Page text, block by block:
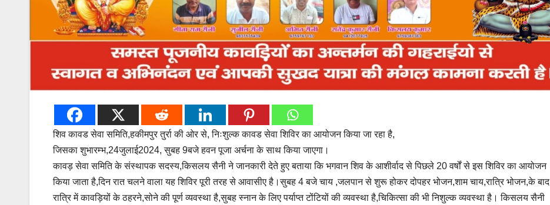
शिव कावड सेवा समिति,हकीमपुर तुर्रा की ओर से, निःशुल्क कावड सेवा शिविर का आयोजन किया जा रहा है,
जिसका शुभारम्भ,24जुलाई2024, सुबह 9बजे हवन पूजा अर्चना के साथ किया जाएगा।
कावड़ सेवा समिति के संस्थापक सदस्य,किसलय सैनी ने जानकारी देते हुए बताया कि भगवान शिव के आशीर्वाद से पिछले 20 वर्षों से इस शिविर का आयोजन
किया जाता है,दिन रात चलने वाला यह शिविर पूरी तरह से आवासीए है।सुबह 4 बजे चाय ,जलपान से शुरू होकर दोपहर भोजन,शाम चाय,रात्रि भोजन,के बाद
रात्रि में कावड़ियों के ठहरने,सोने की पूर्ण व्यवस्था है,सुबह स्नान के लिए पर्याप्त टोंटियों की व्यवस्था है,चिकित्सा की भी निशुल्क व्यवस्था है। किसलय सैनी